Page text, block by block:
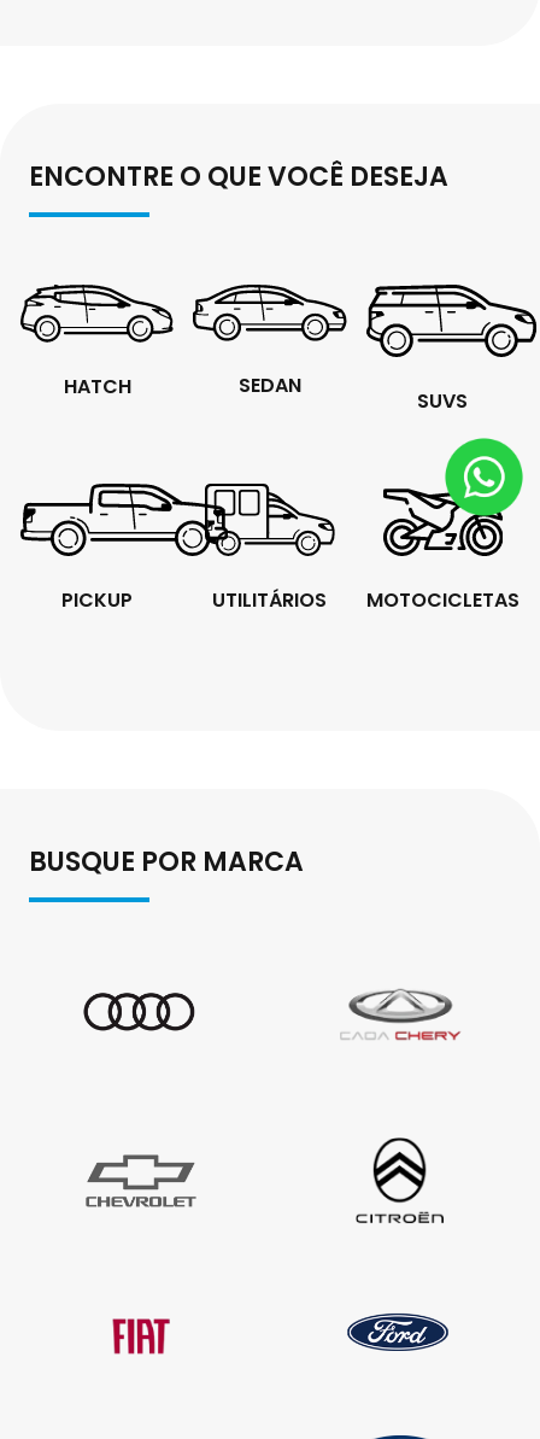
ENCONTRE O QUE VOCÊ DESEJA
HATCH SEDAN
SUVS
PICKUP UTILITÁRIOS MOTOCICLETAS
BUSQUE POR MARCA